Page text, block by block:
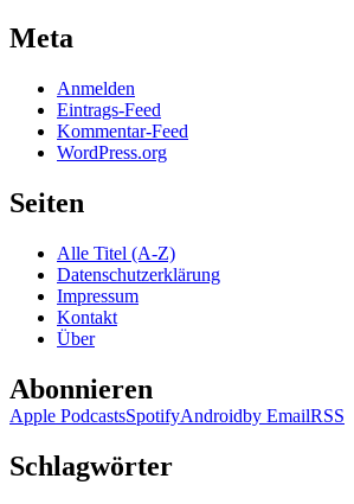
Meta
Anmelden
Eintrags-Feed
Kommentar-Feed
WordPress.org
Seiten
Alle Titel (A-Z)
Datenschutzerklärung
Impressum
Kontakt
Über
Abonnieren
Apple PodcastsSpotifyAndroidby EmailRSS
Schlagwörter